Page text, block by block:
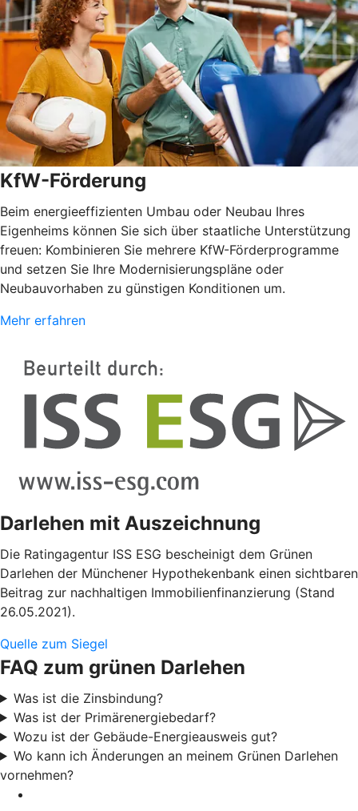
KfW-Förderung
Beim energieeffizienten Umbau oder Neubau Ihres
Eigenheims können Sie sich über staatliche Unterstützung
freuen: Kombinieren Sie mehrere KfW-Förderprogramme
und setzen Sie Ihre Modernisierungspläne oder
Neubauvorhaben zu günstigen Konditionen um.
Mehr erfahren
Darlehen mit Auszeichnung
Die Ratingagentur ISS ESG bescheinigt dem Grünen
Darlehen der Münchener Hypothekenbank einen sichtbaren
Beitrag zur nachhaltigen Immobilienfinanzierung (Stand
26.05.2021).
Quelle zum Siegel
FAQ zum grünen Darlehen
Was ist die Zinsbindung?
Was ist der Primärenergiebedarf?
Wozu ist der Gebäude-Energieausweis gut?
Wo kann ich Änderungen an meinem Grünen Darlehen
vornehmen?